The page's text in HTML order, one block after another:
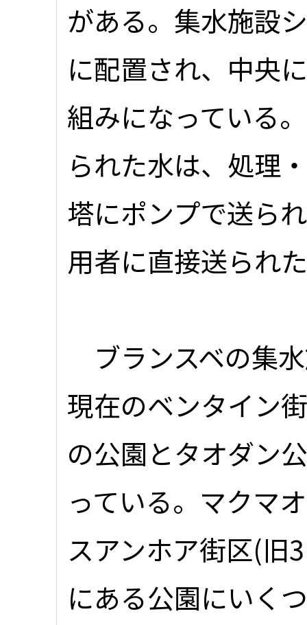
がある。集水施設
に配置され、中央
組みになっている
られた水は、処理
塔にポンプで送ら
用者に直接送られ
ブランスベの集
現在のベンタイン
の公園とタオダン
っている。マクマ
スアンホア街区(旧
にある公園にいく